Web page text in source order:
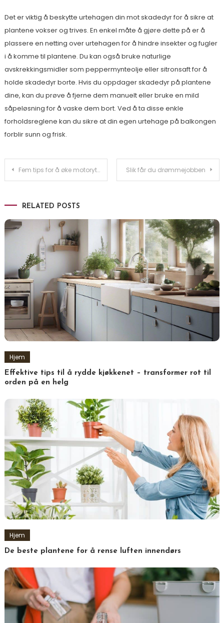
Det er viktig å beskytte urtehagen din mot skadedyr for å sikre at
plantene vokser og trives. En enkel måte å gjøre dette på er å
plassere en netting over urtehagen for å hindre insekter og fugler
i å komme til plantene. Du kan også bruke naturlige
avskrekkingsmidler som peppermynteolje eller sitronsaft for å
holde skadedyr borte. Hvis du oppdager skadedyr på plantene
dine, kan du prøve å fjerne dem manuelt eller bruke en mild
såpeløsning for å vaske dem bort. Ved å ta disse enkle
forholdsreglene kan du sikre at din egen urtehage på balkongen
forblir sunn og frisk.
Innleggsnavigasjon
Fem tips for å øke motorytelsen din Slik får du drømmejobben
RELATED POSTS
Hjem
Effektive tips til å rydde kjøkkenet – transformer rot til
orden på en helg
Hjem
De beste plantene for å rense luften innendørs